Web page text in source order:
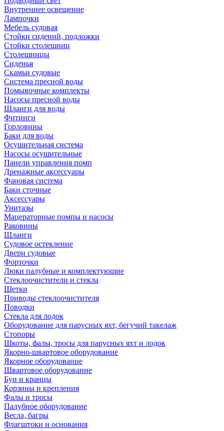
Внутреннее освещение
Лампочки
Мебель судовая
Стойки сидений, подложки
Стойки столешниц
Столешницы
Сиденья
Скамьи судовые
Система пресной воды
Помывочные комплекты
Насосы пресной воды
Шланги для воды
Фитинги
Горловины
Баки для воды
Осушительная система
Насосы осушительные
Панели управления помп
Дренажные аксессуары
Фановая система
Баки сточные
Аксессуары
Унитазы
Мацераторные помпы и насосы
Раковины
Шланги
Судовое остекление
Двери судовые
Форточки
Люки палубные и комплектующие
Стеклоочистители и стекла
Щетки
Приводы стеклоочистителя
Поводки
Стекла для лодок
Оборудование для парусных яхт, бегучий такелаж
Стопоры
Шкоты, фалы, тросы для парусных яхт и лодок
Якорно-швартовое оборудование
Якорное оборудование
Швартовое оборудование
Буи и кранцы
Корзины и крепления
Фалы и тросы
Палубное оборудование
Весла, багры
Флагштоки и основания